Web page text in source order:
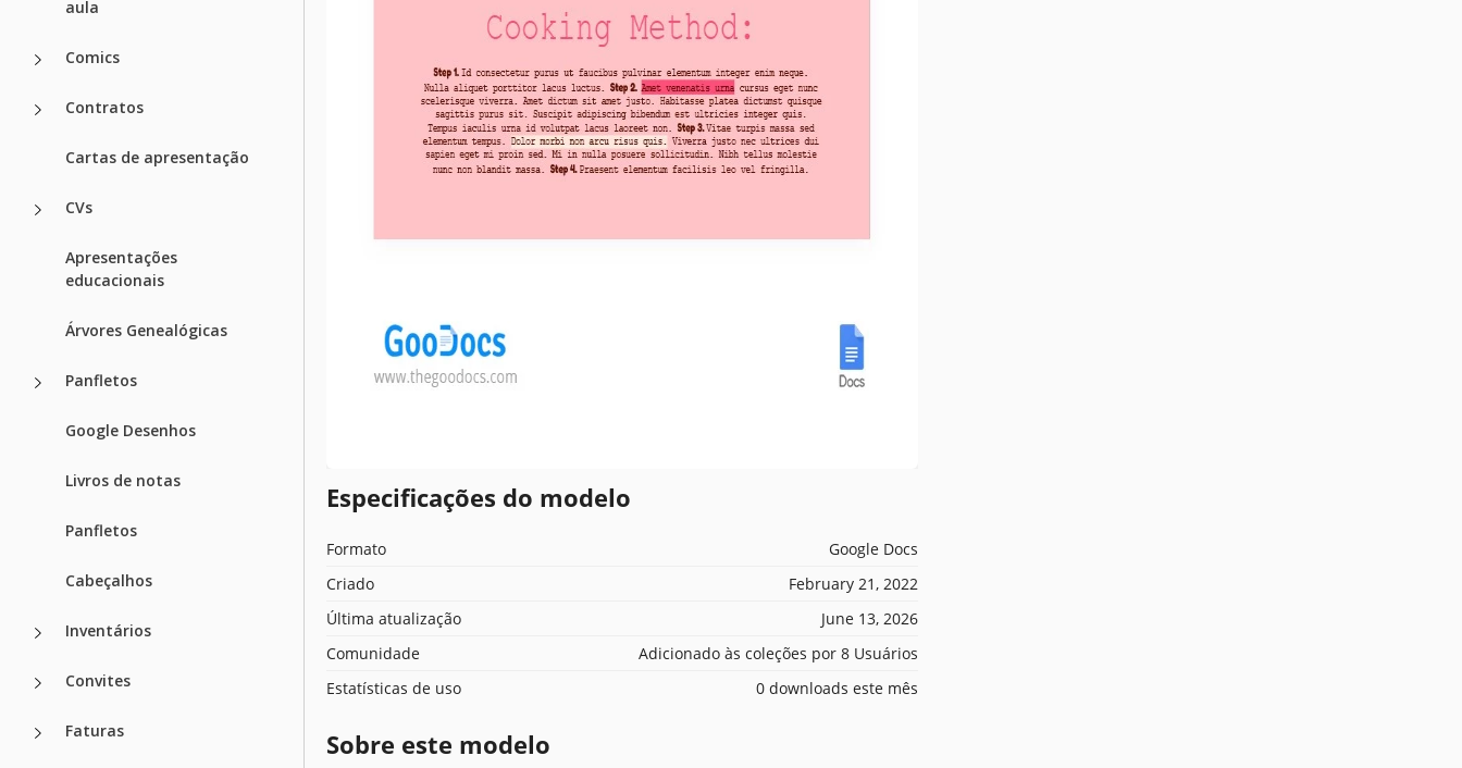
aula
Comics
Contratos
Cartas de apresentação
CVs
Apresentações
educacionais
Árvores Genealógicas
Panfletos
Google Desenhos
Livros de notas
Panfletos
Cabeçalhos
Inventários
Convites
Faturas
Especificações do modelo
Formato
Google Docs
Criado
February 21, 2022
Última atualização
June 13, 2026
Comunidade
Adicionado às coleções por 8 Usuários
Estatísticas de uso
0 downloads este mês
Sobre este modelo